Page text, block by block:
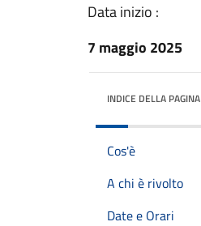
Data inizio :
7 maggio 2025
INDICE DELLA PAGINA
Cos'è
A chi è rivolto
Date e Orari